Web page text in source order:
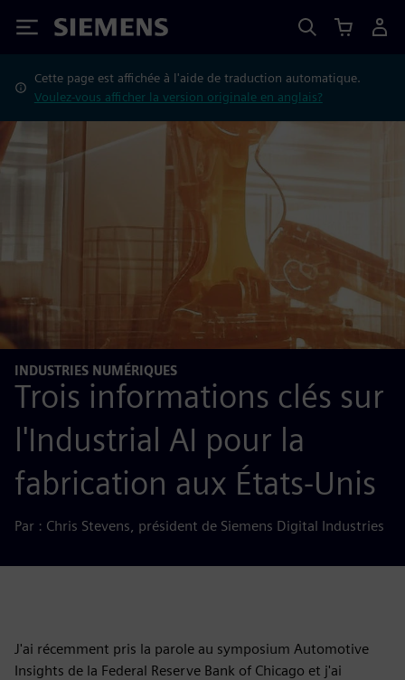
Siemens
Cette page est affichée à l'aide de traduction automatique.
Voulez-vous afficher la version originale en anglais?
INDUSTRIES NUMÉRIQUES
Trois informations clés sur
l'Industrial AI pour la
fabrication aux États-Unis
Par : Chris Stevens, président de Siemens Digital Industries
J'ai récemment pris la parole au symposium Automotive
Insights de la Federal Reserve Bank of Chicago et j'ai